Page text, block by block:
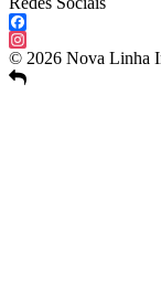
Facebook
Instagram
© 2026 Nova Linha